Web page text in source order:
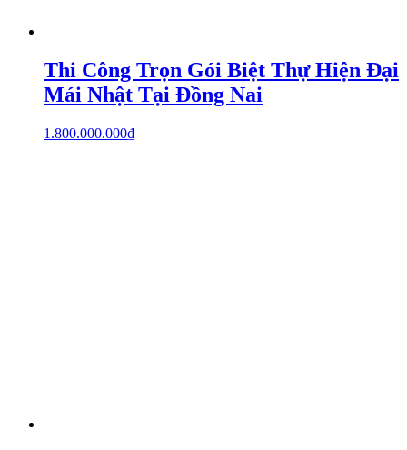
Thi Công Trọn Gói Biệt Thự Hiện Đại
Mái Nhật Tại Đồng Nai
1.800.000.000₫